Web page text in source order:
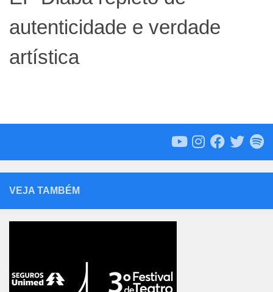
autenticidade e verdade
artística
VEJA TAMBÉM